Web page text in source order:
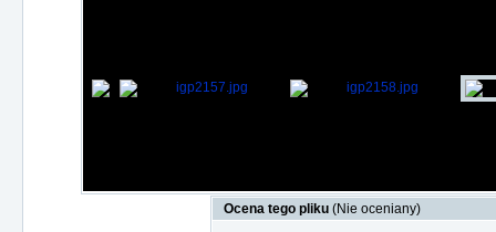
Ocena tego pliku (Nie oceniany)